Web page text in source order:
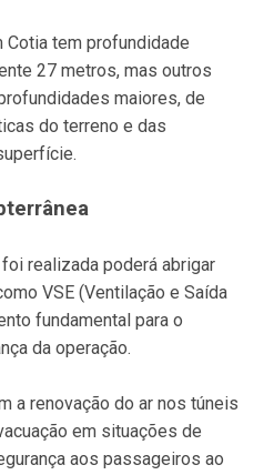
Cotia tem profundidade
27 metros, mas outros
maiores, de
do terreno e das
realizada poderá abrigar
VSE (Ventilação e Saída
fundamental para o
da operação.
a renovação do ar nos túneis
em situações de
aos passageiros ao